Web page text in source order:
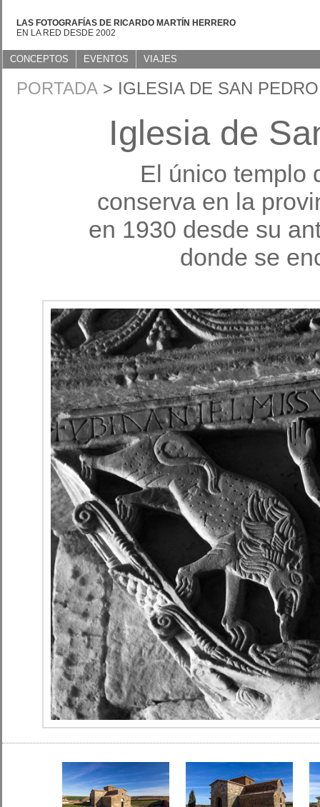
LAS FOTOGRAFÍAS DE RICARDO MARTÍN HERRERO
EN LA RED DESDE 2002
CONCEPTOS EVENTOS VIAJES
PORTADA > IGLESIA DE SAN
Iglesia de
El único templo
conserva en la
en 1930 desde su
donde se